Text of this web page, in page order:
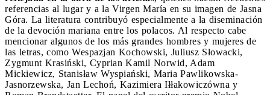
referencias al lugar y a la Virgen María en su imagen de Jasna
Góra. La literatura contribuyó especialmente a la diseminación
de la devoción mariana entre los polacos. Al respecto cabe
mencionar algunos de los más grandes hombres y mujeres de
las letras, como Wespazjan Kochowski, Juliusz Słowacki,
Zygmunt Krasiński, Cyprian Kamil Norwid, Adam
Mickiewicz, Stanisław Wyspiański, Maria Pawlikowska-
Jasnorzewska, Jan Lechoń, Kazimiera Iłłakowiczówna y